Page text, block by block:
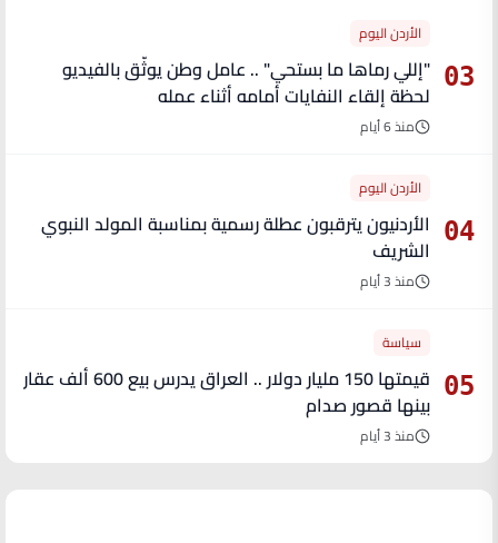
03
الأردن اليوم
"إللي رماها ما بستحي" .. عامل وطن يوثّق بالفيديو
لحظة إلقاء النفايات أمامه أثناء عمله
منذ 6 أيام
04
الأردن اليوم
الأردنيون يترقبون عطلة رسمية بمناسبة المولد النبوي
الشريف
منذ 3 أيام
05
سياسة
قيمتها 150 مليار دولار .. العراق يدرس بيع 600 ألف عقار
بينها قصور صدام
منذ 3 أيام